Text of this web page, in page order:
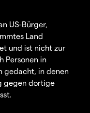
US-Bürger,
Land
und ist nicht zur
Personen in
gedacht, in denen
gegen dortige